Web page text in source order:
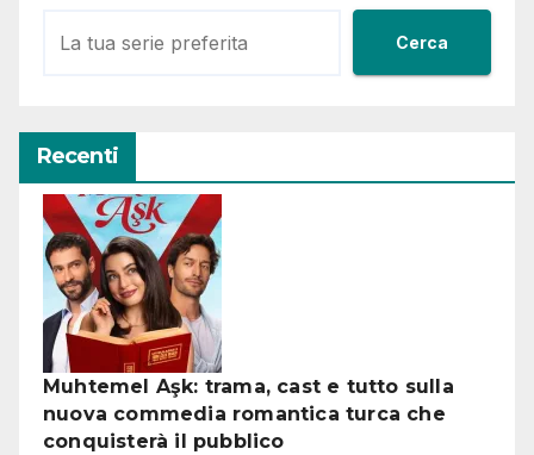
Cerca
Recenti
Muhtemel Aşk: trama, cast e tutto sulla
nuova commedia romantica turca che
conquisterà il pubblico